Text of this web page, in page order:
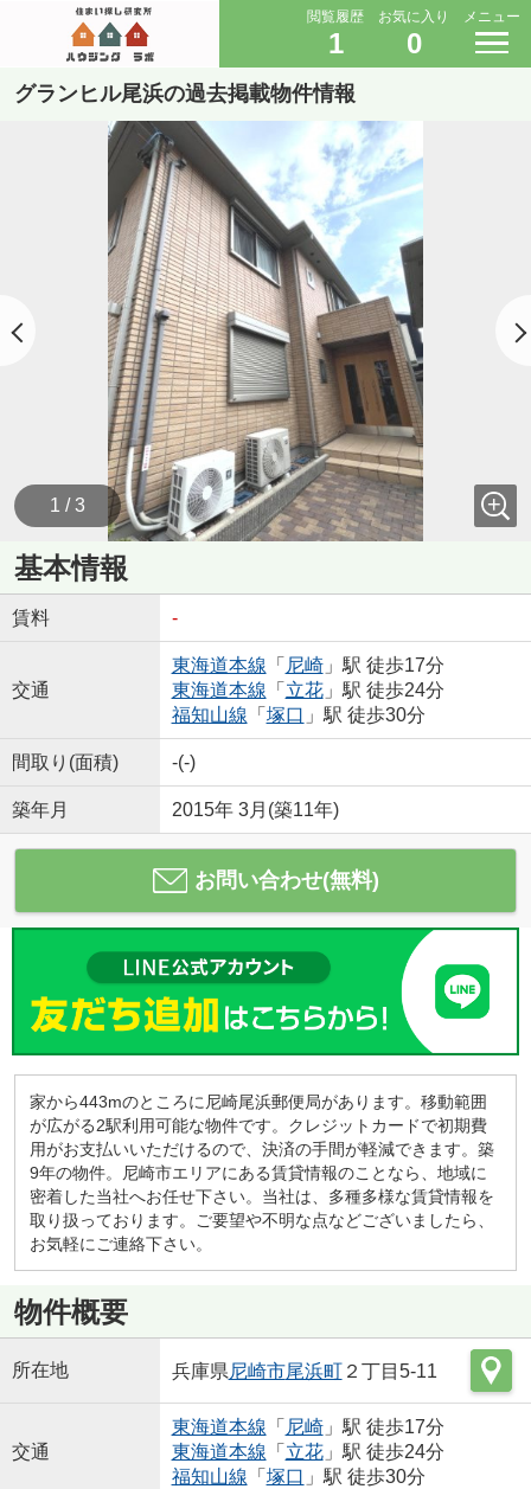
閲覧履歴
1
お気に入り
0
メニュー
グランヒル尾浜の過去掲載物件情報
1 / 3
基本情報
賃料 -
交通
東海道本線 「 尼崎」駅 徒歩17分
東海道本線 「 立花」駅 徒歩24分
福知山線 「 塚口 」駅 徒歩30分
間取り(面積) -(-)
築年月 2015年 3月(築11年)
お問い合わせ(無料)
家から443mのところに尼崎尾浜郵便局があります。移動範囲
が広がる2駅利用可能な物件です。クレジットカードで初期費
用がお支払いいただけるので、決済の手間が軽減できます。築
9年の物件。尼崎市エリアにある賃貸情報のことなら、地域に
密着した当社へお任せ下さい。当社は、多種多様な賃貸情報を
取り扱っております。ご要望や不明な点などございましたら、
お気軽にご連絡下さい。
物件概要
所在地 兵庫県尼崎市尾浜町２丁目5-11
交通
東海道本線 「 尼崎」駅 徒歩17分
東海道本線 「 立花」駅 徒歩24分
福知山線 「 塚口 」駅 徒歩30分